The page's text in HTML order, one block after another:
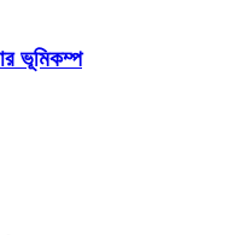
ভূমিকম্প